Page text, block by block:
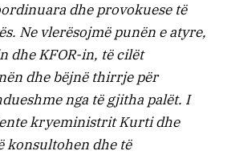
dhe provokuese të
Ne vlerësojmë punën e atyre,
dhe KFOR-in, të cilët
dhe bëjnë thirrje për
nga të gjitha palët. I
kryeministrit Kurti dhe
konsultohen dhe të